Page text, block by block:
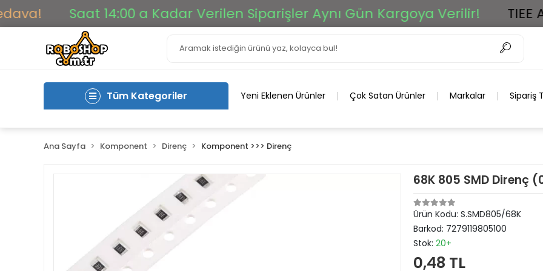
Saat 14:00 a Kadar Verilen Siparişler Aynı Gün Kargoya Verilir! TIEE Ar-
Tüm Kategoriler Yeni Eklenen Ürünler Çok Satan Ürünler Markalar Sipariş
Ana Sayfa Komponent Direnç Komponent >>> Direnç
68K 805 SMD Direnç
Ürün Kodu: S.SMD805/68K
Barkod: 7279119805100
Stok: 20+
0,48 TL